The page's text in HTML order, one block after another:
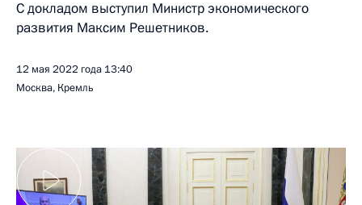
С докладом выступил Министр экономического
развития Максим Решетников.
12 мая 2022 года 13:40
Москва, Кремль